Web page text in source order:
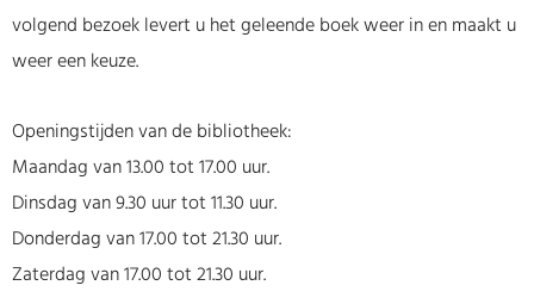
volgend bezoek levert u het geleende boek weer in en maakt u
weer een keuze.
Openingstijden van de bibliotheek:
Maandag van 13.00 tot 17.00 uur.
Dinsdag van 9.30 uur tot 11.30 uur.
Donderdag van 17.00 tot 21.30 uur.
Zaterdag van 17.00 tot 21.30 uur.